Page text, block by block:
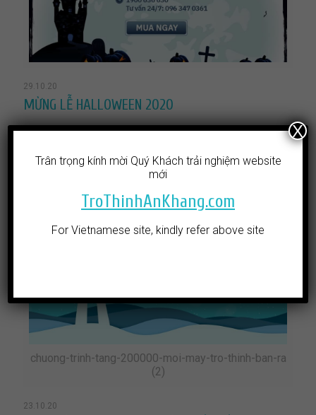
29.10.20
MỪNG LỄ HALLOWEEN 2020
chuong-trinh-tang-200000-moi-may-tro-thinh-ban-ra
(2)
23.10.20
Trân trọng kính mời Quý Khách trải nghiệm website
mới
TroThinhAnKhang.com
For Vietnamese site, kindly refer above site
X